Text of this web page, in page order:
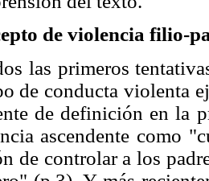
de violencia filio-
las primeros
de conducta violenta
de definición en la
ascendente como
de controlar a los